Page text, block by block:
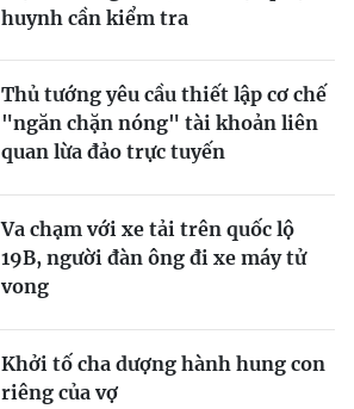
huynh cần kiểm tra
Thủ tướng yêu cầu thiết lập cơ chế
"ngăn chặn nóng" tài khoản liên
quan lừa đảo trực tuyến
Va chạm với xe tải trên quốc lộ
19B, người đàn ông đi xe máy tử
vong
Khởi tố cha dượng hành hung con
riêng của vợ